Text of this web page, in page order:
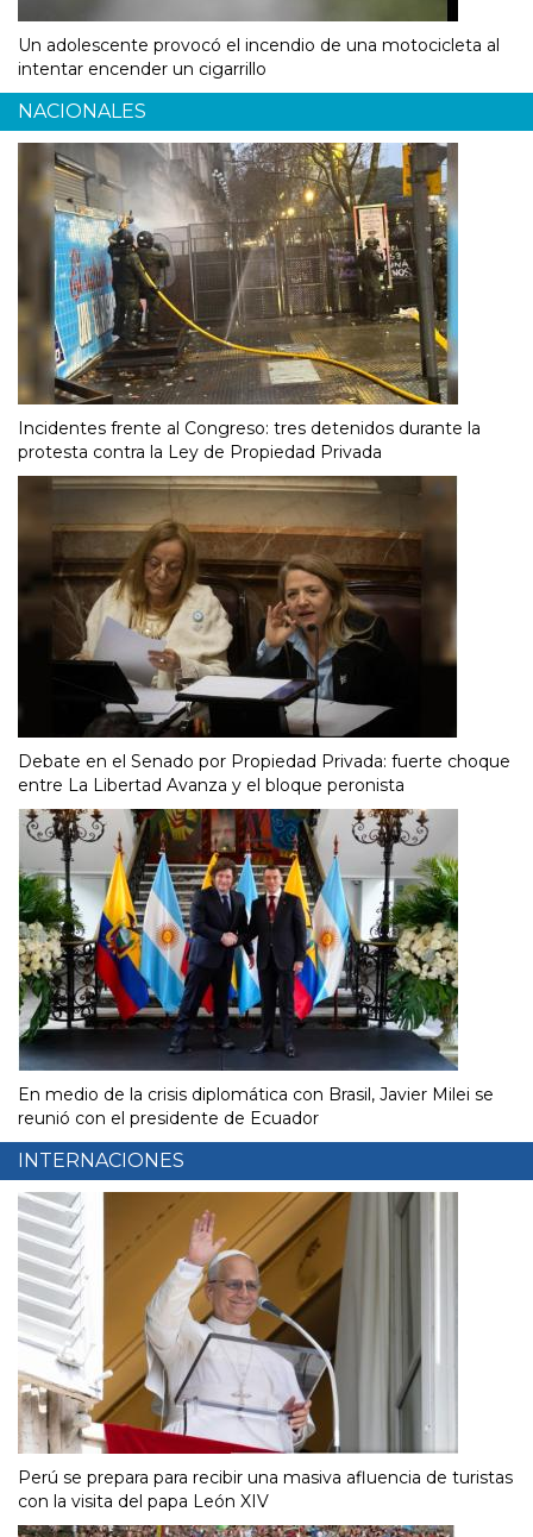
Un adolescente provocó el incendio de una motocicleta al
intentar encender un cigarrillo
NACIONALES
Incidentes frente al Congreso: tres detenidos durante la
protesta contra la Ley de Propiedad Privada
Debate en el Senado por Propiedad Privada: fuerte choque
entre La Libertad Avanza y el bloque peronista
En medio de la crisis diplomática con Brasil, Javier Milei se
reunió con el presidente de Ecuador
INTERNACIONES
Perú se prepara para recibir una masiva afluencia de turistas
con la visita del papa León XIV